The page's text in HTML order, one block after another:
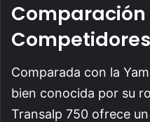
Comparación
Competidores
Comparada con la
bien conocida por su
Transalp 750 ofrece